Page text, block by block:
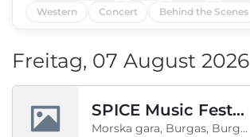
Western
Concert Behind the Scenes
Freitag, 07 August 2026
SPICE Music Festival 2026
Morska gara, Burgas, Burgas, BG